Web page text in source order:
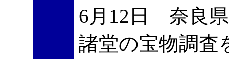
6月12日 奈良
諸堂の宝物調査